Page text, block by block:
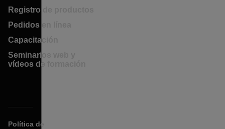
Registro de productos
Pedidos en línea
Capacitación
Seminarios web y
vídeos de formación
Política de